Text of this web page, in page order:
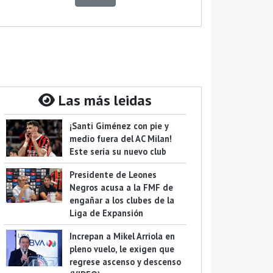
Las más leidas
¡Santi Giménez con pie y
medio fuera del AC Milan!
Este sería su nuevo club
Presidente de Leones
Negros acusa a la FMF de
engañar a los clubes de la
Liga de Expansión
Increpan a Mikel Arriola en
pleno vuelo, le exigen que
regrese ascenso y descenso